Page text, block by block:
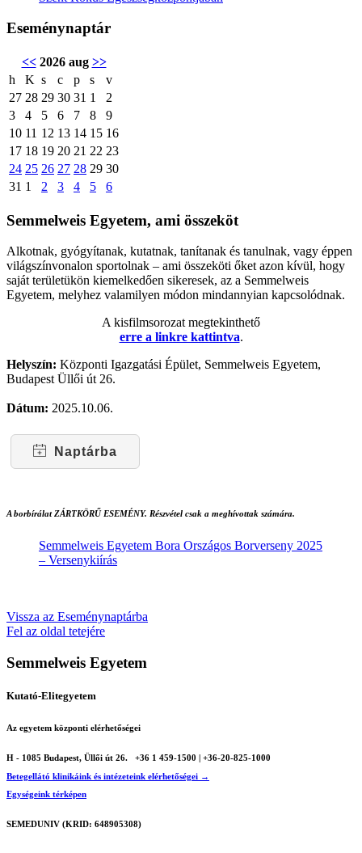
Eseménynaptár
<<2026 aug >>
h
K s c p s
v
27 28 29 30 31 1
2
3
4 5 6 7 8
9
10 11 12 13 14 15 16
17 18 19 20 21 22 23
24 25 26 27 28 29 30
31 1 2 3 4 5 6
Semmelweis Egyetem, ami összeköt
Alkotnak, gyógyítanak, kutatnak, tanítanak és tanulnak, vagy éppen
világszínvonalon sportolnak – ami összeköti őket azon kívül, hogy
saját területükön kiemelkedően sikeresek, az a Semmelweis
Egyetem, melyhez valamilyen módon mindannyian kapcsolódnak.
A kisfilmsorozat megtekinthető
erre a linkre kattintva.
Helyszín: Központi Igazgatási Épület, Semmelweis Egyetem,
Budapest Üllői út 26.
Dátum: 2025.10.06.
Naptárba
A borbírálat ZÁRTKÖRŰ ESEMÉNY. Részvétel csak a meghívottak számára.
Semmelweis Egyetem Bora Országos Borverseny 2025
– Versenykiírás
Vissza az Eseménynaptárba
Fel az oldal tetejére
Semmelweis Egyetem
Kutató-Elitegyetem
Az egyetem központi elérhetőségei
H - 1085 Budapest, Üllői út 26.
+36 1 459-1500 | +36-20-825-1000
Betegellátó klinikáink és intézeteink elérhetőségei →
Egységeink térképen
SEMEDUNIV (KRID: 648905308)